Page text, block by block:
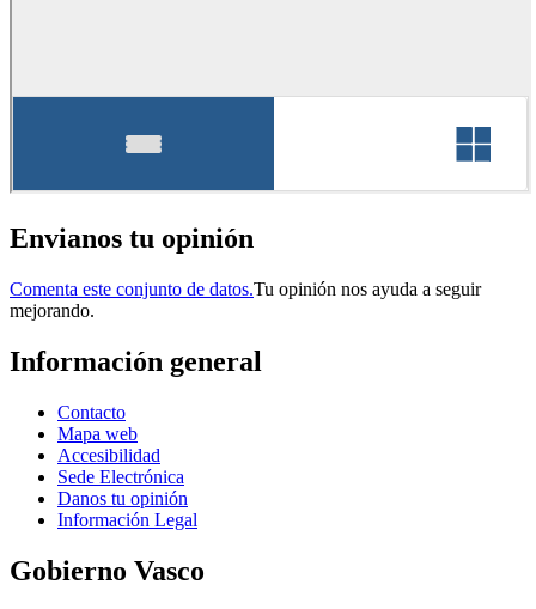
Envianos tu opinión
Comenta este conjunto de datos.Tu opinión nos ayuda a seguir
mejorando.
Información general
Contacto
Mapa web
Accesibilidad
Sede Electrónica
Danos tu opinión
Información Legal
Gobierno Vasco